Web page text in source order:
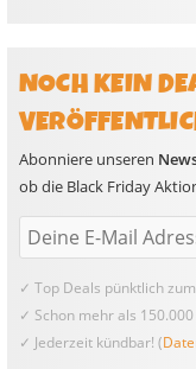
NOCH KEIN
Abonniere unseren
ob die Black Friday
✓ Top Deals pünktlich
✓ Schon mehr als
✓ Jederzeit kündbar! (